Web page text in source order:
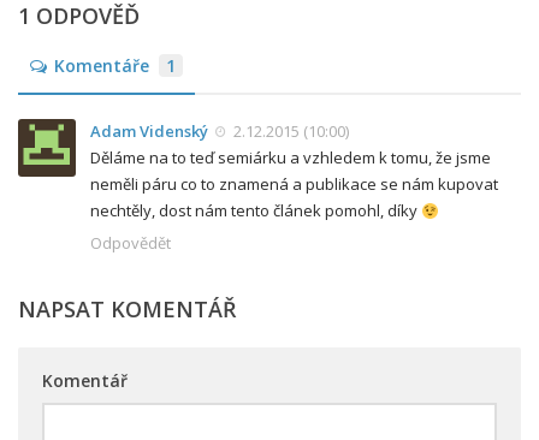
1 ODPOVĚĎ
Komentáře 1
Adam Videnský
2.12.2015 (10:00)
Děláme na to teď semiárku a vzhledem k tomu, že jsme
neměli páru co to znamená a publikace se nám kupovat
nechtěly, dost nám tento článek pomohl, díky
Odpovědět
NAPSAT KOMENTÁŘ
Komentář